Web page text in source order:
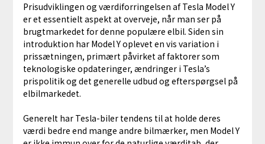
Prisudviklingen og værdiforringelsen af Tesla Model Y
er et essentielt aspekt at overveje, når man ser på
brugtmarkedet for denne populære elbil. Siden sin
introduktion har Model Y oplevet en vis variation i
prissætningen, primært påvirket af faktorer som
teknologiske opdateringer, ændringer i Tesla’s
prispolitik og det generelle udbud og efterspørgsel på
elbilmarkedet.
Generelt har Tesla-biler tendens til at holde deres
værdi bedre end mange andre bilmærker, men Model Y